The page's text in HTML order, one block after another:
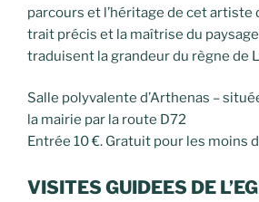
parcours et l’héritage de cet artiste
trait précis et la maîtrise du
traduisent la grandeur du règne de
Salle polyvalente d’Arthenas –
la mairie par la route D72
Entrée 10 €. Gratuit pour les moins
VISITES GUIDEES DE